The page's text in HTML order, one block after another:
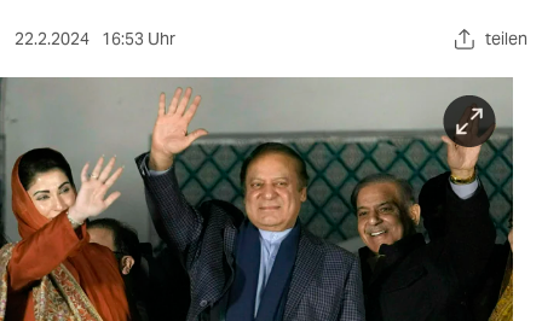
sport
berlin
nord
wahrheit
verlag
22.2.2024 16:53 Uhr teilen